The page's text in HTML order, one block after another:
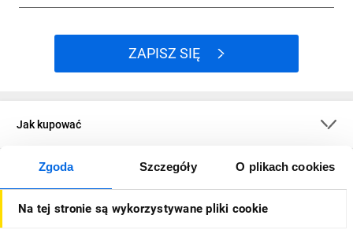
Zgoda Szczegóły O plikach cookies
Na tej stronie są wykorzystywane pliki cookie
ZAPISZ SIĘ
Jak kupować
O firmie